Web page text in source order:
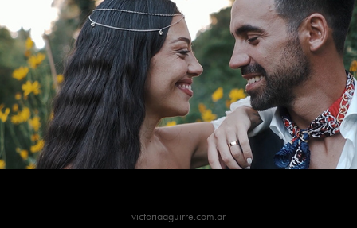
Aye y Agus
2025
victoriaaguirre.com.ar